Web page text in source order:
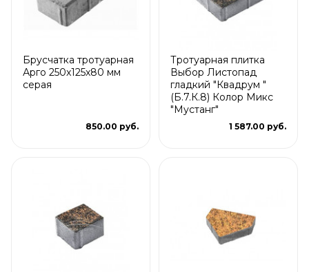
Брусчатка тротуарная
Арго 250x125x80 мм
серая
850.00 руб.
Тротуарная плитка
Выбор Листопад
гладкий "Квадрум "
(Б.7.К.8) Колор Микс
"Мустанг"
1 587.00 руб.